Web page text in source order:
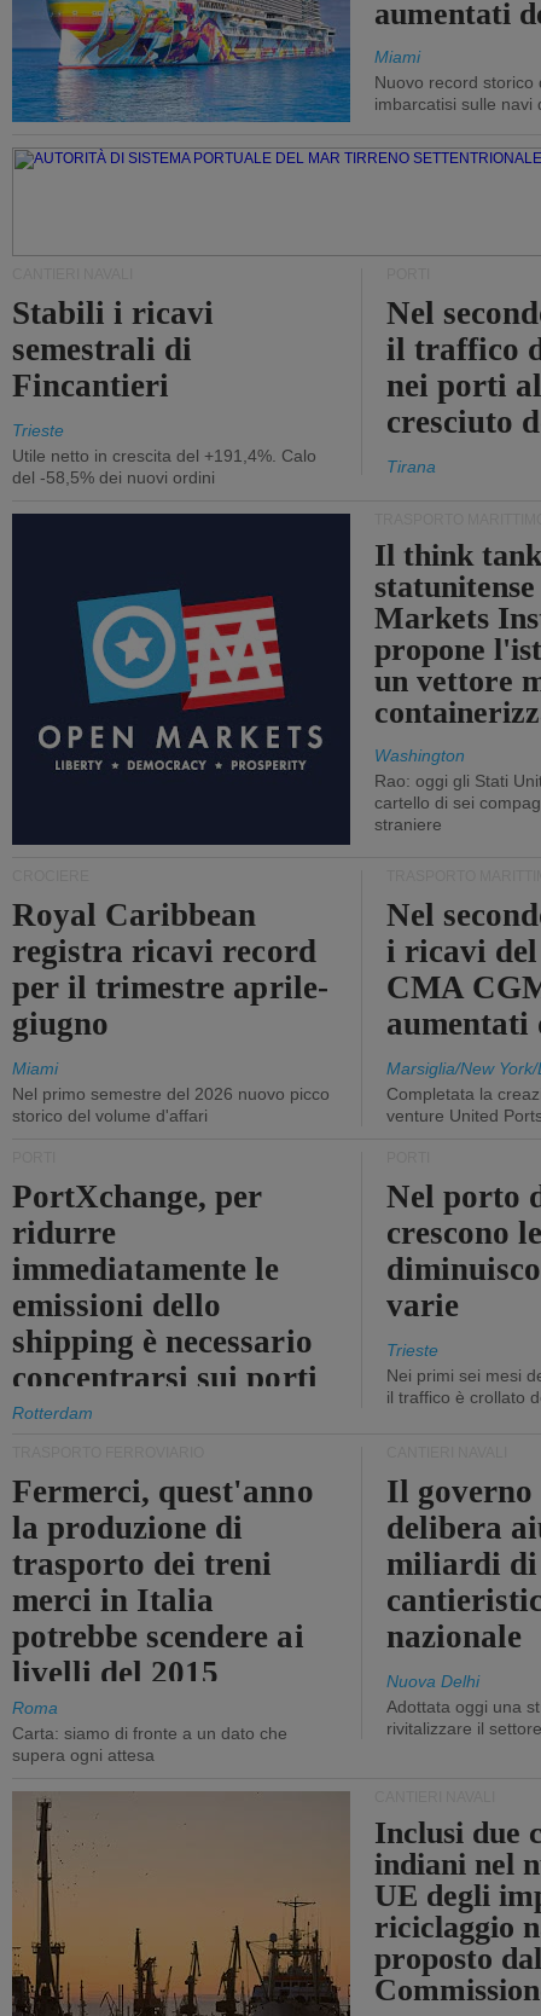
aumentati
Miami
Nuovo record storico
imbarcatisi sulle navi
Stabili i ricavi
semestrali di
Fincantieri
Trieste
Utile netto in crescita del +191,4%. Calo
del -58,5% dei nuovi ordini
Nel
il traffico
nei porti
cresciuto
Tirana
Il think
Markets
propone
un vettore
Washington
Rao: oggi gli Stati
cartello di sei
straniere
Royal Caribbean
registra ricavi record
per il trimestre aprile-
giugno
Miami
Nel primo semestre del 2026 nuovo picco
storico del volume d'affari
Nel
i ricavi
CMA
aumentati
Marsiglia/New
Completata la
venture United
PortXchange, per
ridurre
immediatamente le
emissioni dello
shipping è necessario
concentrarsi sui porti
Rotterdam
Nel porto
crescono
varie
Trieste
Nei primi sei mesi
il traffico è crollato
Fermerci, quest'anno
la produzione di
trasporto dei treni
merci in Italia
potrebbe scendere ai
livelli del 2015
Roma
Carta: siamo di fronte a un dato che
supera ogni attesa
Il
delibera
miliardi
nazionale
Nuova Delhi
Adottata oggi una
rivitalizzare il settore
Inclusi due
indiani nel
UE degli
riciclaggio
proposto